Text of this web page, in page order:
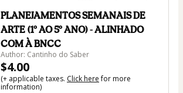
PLANEJAMENTOS SEMANAIS DE
ARTE (1º AO 5º ANO) - ALINHADO
COM À BNCC
Author: Cantinho do Saber
$4.00
(+ applicable taxes. Click herefor more
information)